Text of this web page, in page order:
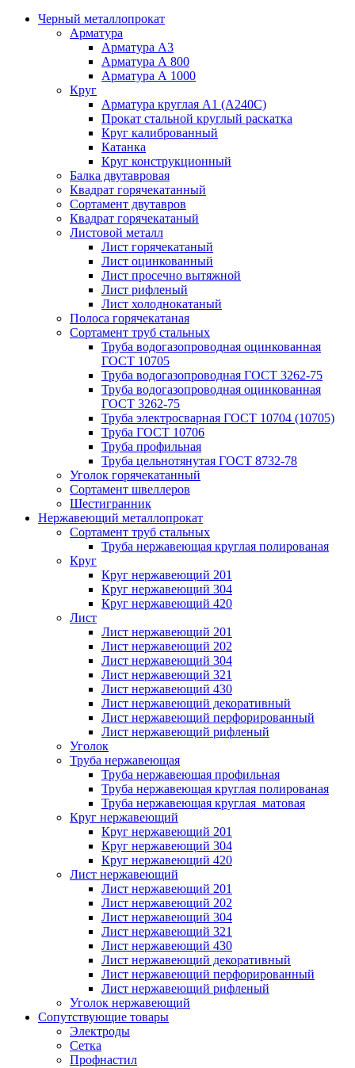
Черный металлопрокат
Арматура
Арматура А3
Арматура А 800
Арматура А 1000
Круг
Арматура круглая А1 (А240C)
Прокат стальной круглый раскатка
Круг калиброванный
Катанка
Круг конструкционный
Балка двутавровая
Квадрат горячекатанный
Сортамент двутавров
Квадрат горячекатаный
Листовой металл
Лист горячекатаный
Лист оцинкованный
Лист просечно вытяжной
Лист рифленый
Лист холоднокатаный
Полоса горячекатаная
Сортамент труб стальных
Труба водогазопроводная оцинкованная
ГОСТ 10705
Труба водогазопроводная ГОСТ 3262-75
Труба водогазопроводная оцинкованная
ГОСТ 3262-75
Труба электросварная ГОСТ 10704 (10705)
Труба ГОСТ 10706
Труба профильная
Труба цельнотянутая ГОСТ 8732-78
Уголок горячекатанный
Сортамент швеллеров
Шестигранник
Нержавеющий металлопрокат
Сортамент труб стальных
Труба нержавеющая круглая полированая
Круг
Круг нержавеющий 201
Круг нержавеющий 304
Круг нержавеющий 420
Лист
Лист нержавеющий 201
Лист нержавеющий 202
Лист нержавеющий 304
Лист нержавеющий 321
Лист нержавеющий 430
Лист нержавеющий декоративный
Лист нержавеющий перфорированный
Лист нержавеющий рифленый
Уголок
Труба нержавеющая
Труба нержавеющая профильная
Труба нержавеющая круглая полированая
Труба нержавеющая круглая матовая
Круг нержавеющий
Круг нержавеющий 201
Круг нержавеющий 304
Круг нержавеющий 420
Лист нержавеющий
Лист нержавеющий 201
Лист нержавеющий 202
Лист нержавеющий 304
Лист нержавеющий 321
Лист нержавеющий 430
Лист нержавеющий декоративный
Лист нержавеющий перфорированный
Лист нержавеющий рифленый
Уголок нержавеющий
Cопутствующие товары
Электроды
Сетка
Профнастил